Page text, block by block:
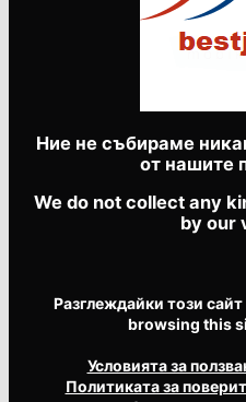
Ние не събираме
от нашите
We do not collect any
by our
Разглеждайки този сайт
browsing this
Условията за
Политиката за